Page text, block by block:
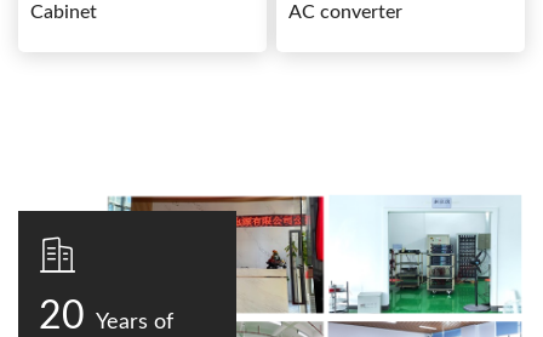
Cabinet AC converter
20 Years of